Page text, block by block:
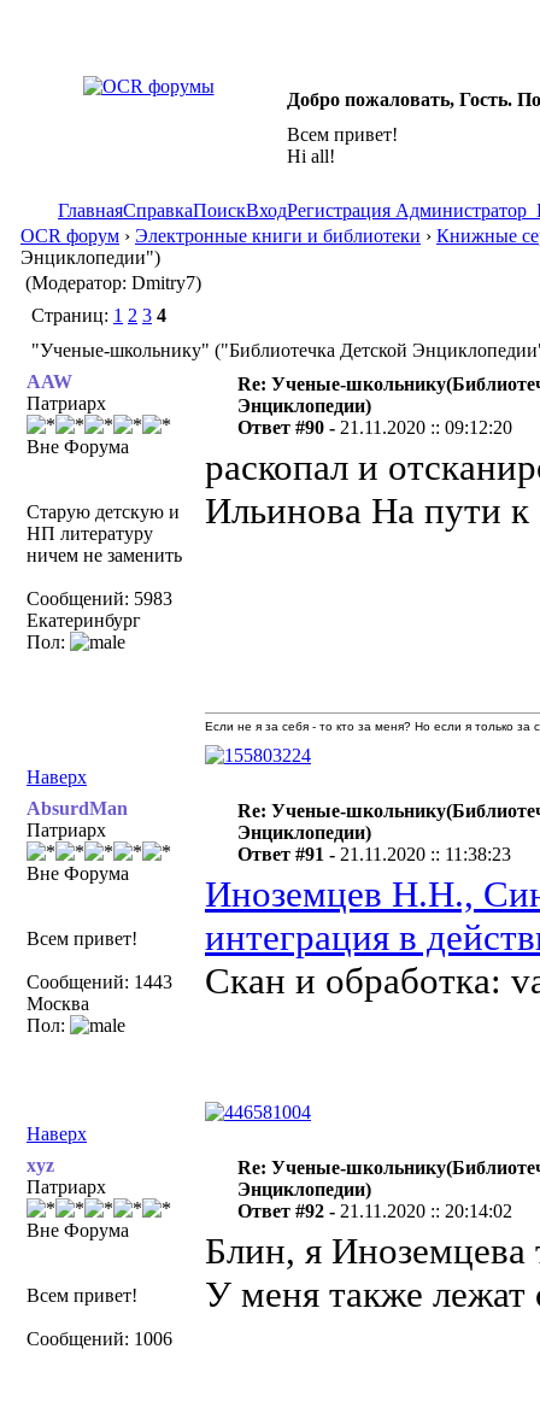
Добро пожаловать, Гость.
Всем привет!
Hi all!
ГлавнаяСправкаПоискВходРегистрация Администратор
OCR форум › Электронные книги и библиотеки › Книжные
Энциклопедии")
(Модератор: Dmitry7)
Страниц: 1 2 3 4
"Ученые-школьнику" ("Библиотечка Детской
AAW
Патриарх
Вне Форума
Старую детскую и
НП литературу
ничем не заменить
Сообщений: 5983
Екатеринбург
Пол:
Re: Ученые-
Энциклопедии)
Ответ #90 - 21.11.2020 :: 09:12:20
раскопал и
Ильинова На пути к
Наверх
Если не я за себя - то кто за меня? Но если я только
AbsurdMan
Патриарх
Вне Форума
Всем привет!
Сообщений: 1443
Москва
Пол:
Re: Ученые-
Энциклопедии)
Ответ #91 - 21.11.2020 :: 11:38:23
Иноземцев Н.Н.,
интеграция в
Скан и обработка:
Наверх
xyz
Патриарх
Вне Форума
Всем привет!
Сообщений: 1006
Re: Ученые-
Энциклопедии)
Ответ #92 - 21.11.2020 :: 20:14:02
Блин, я Иноземцева
У меня также лежат